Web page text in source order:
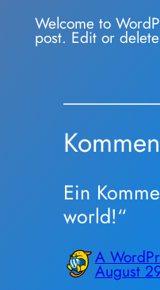
Welcome to
post. Edit or
Ein
world!“
A
August